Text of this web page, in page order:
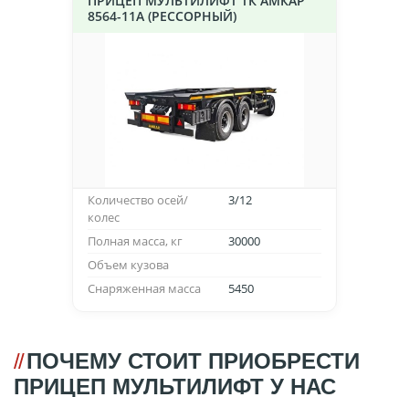
8564-11А (РЕССОРНЫЙ)
Количество осей/
колес
3/12
Полная масса, кг
30000
Объем кузова
Снаряженная масса
5450
ПОЧЕМУ СТОИТ ПРИОБРЕСТИ
ПРИЦЕП МУЛЬТИЛИФТ У НАС